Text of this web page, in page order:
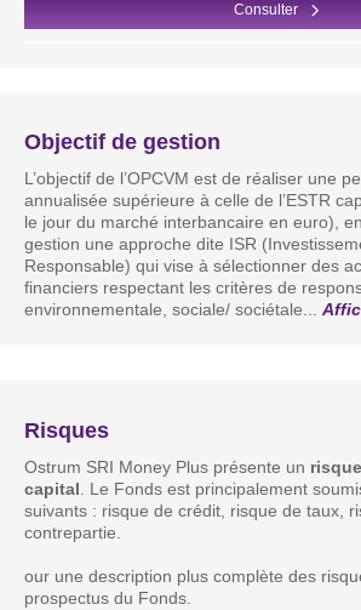
Consulter
Objectif de gestion
L’objectif de l’OPCVM est de réaliser une
annualisée supérieure à celle de l’ESTR
le jour du marché interbancaire en euro),
gestion une approche dite ISR
Responsable) qui vise à sélectionner des
financiers respectant les critères de
environnementale, sociale/ sociétale
Risques
Ostrum SRI Money Plus présente un
capital . Le Fonds est principalement
suivants : risque de crédit, risque de taux,
contrepartie.
our une description plus complète des
prospectus du Fonds.